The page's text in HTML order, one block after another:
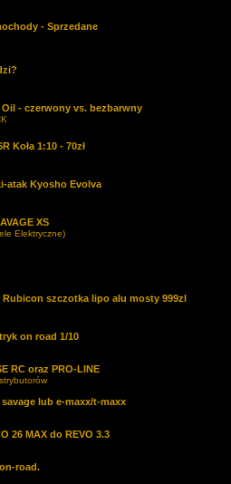
- Sprzedane
- czerwony vs. bezbarwny
Koła 1:10 - 70zł
atak Kyosho Evolva
XS
Elektryczne)
Rubicon szczotka lipo alu mosty 999zl
on road 1/10
RC oraz PRO-LINE
lub e-maxx/t-maxx
26 MAX do REVO 3.3
road.